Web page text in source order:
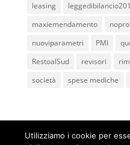
leasing
maxiemendamento
nuoviparametri
PMI
RestoalSud
revisori
società
spese mediche
Utilizziamo i cookie per